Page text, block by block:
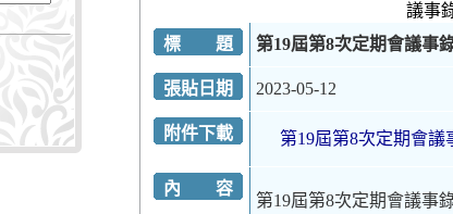
議事
標 題
第19屆第8次定期會議事
張貼日期 2023-05-12
附件下載 第19屆第8次定期會議
內 容
第19屆第8次定期會議事